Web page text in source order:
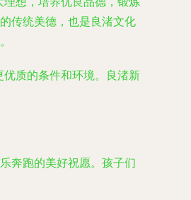
传统美德，也是良渚文化
质的条件和环境。良渚新
奔跑的美好祝愿。孩子们